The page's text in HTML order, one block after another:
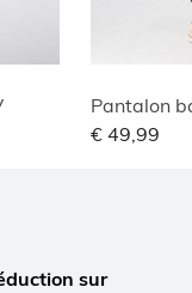
€ 49,99
sur